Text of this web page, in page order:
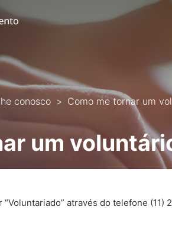
conosco Como me tornar um
um
através do telefone (11)